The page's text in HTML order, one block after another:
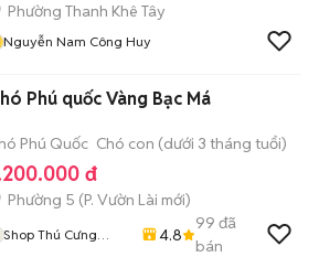
Phường Thanh Khê Tây
Nguyễn Nam Công Huy
Phú quốc Vàng Bạc Má
Phú Quốc Chó con (dưới 3 tháng tuổi)
đ
Phường 5 (P. Vườn Lài mới)
Shop Thú Cưng
4.8
99 đã
bán